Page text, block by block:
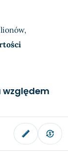
względem